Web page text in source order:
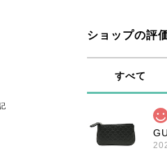
ショップの評
すべて